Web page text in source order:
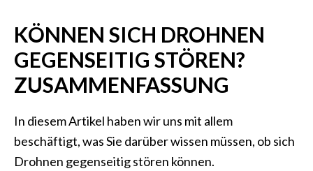
KÖNNEN SICH DROHNEN
GEGENSEITIG STÖREN?
ZUSAMMENFASSUNG
In diesem Artikel haben wir uns mit allem
beschäftigt, was Sie darüber wissen müssen, ob sich
Drohnen gegenseitig stören können.